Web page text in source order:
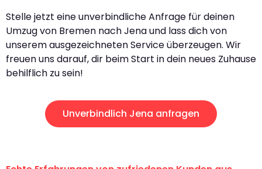
Stelle jetzt eine unverbindliche Anfrage für deinen
Umzug von Bremen nach Jena und lass dich von
unserem ausgezeichneten Service überzeugen. Wir
freuen uns darauf, dir beim Start in dein neues Zuhause
behilflich zu sein!
Unverbindlich Jena anfragen